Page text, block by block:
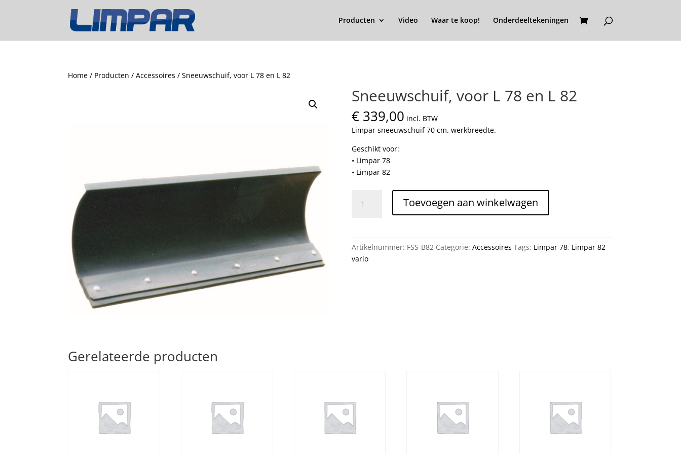
Producten Video Waar te koop! Onderdeeltekeningen
Home / Producten /Accessoires / Sneeuwschuif, voor L 78 en L 82
Sneeuwschuif, voor L 78 en L 82
€339,00 incl. BTW
Limpar sneeuwschuif 70 cm. werkbreedte.
Geschikt voor:
• Limpar 78
• Limpar 82
voor
Toevoegen aan winkelwagen
Artikelnummer: FSS-B82 Categorie: Accessoires Tags: Limpar 78, Limpar 82
vario
Gerelateerde producten